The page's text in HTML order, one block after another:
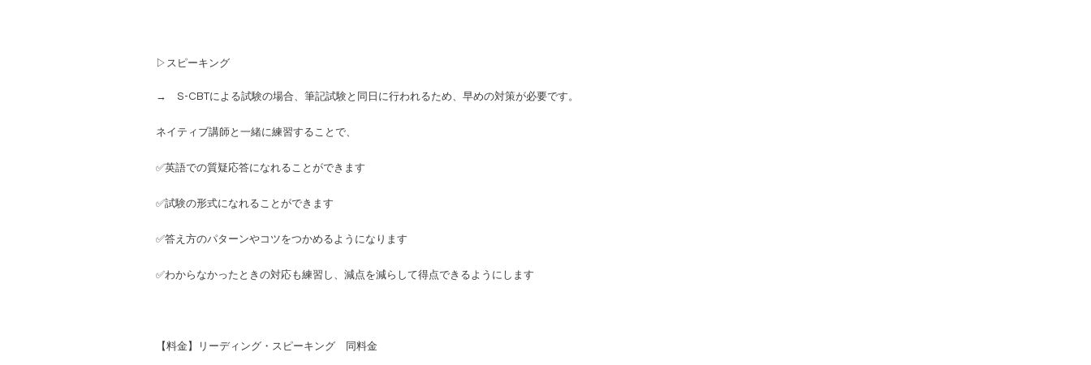
▷スピーキング
→ S-CBTによる試験の場合、筆記試験と同日に行われるため、早めの対策が必要です。
ネイティブ講師と一緒に練習することで、
✅英語での質疑応答になれることができます
✅試験の形式になれることができます
✅答え方のパターンやコツをつかめるようになります
✅わからなかったときの対応も練習し、減点を減らして得点できるようにします
【料金】リーディング・スピーキング 同料金